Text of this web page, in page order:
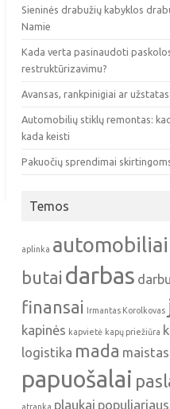
Sieninės drabužių kabyklos
Namie
Kada verta pasinaudoti
restruktūrizavimu?
Avansas, rankpinigiai ar
Automobilių stiklų remontas:
kada keisti
Pakuočių sprendimai
Temos
aplinka automobiliai
butai darbas
finansai Irmantas Korolkovas
kapinės kapvietė kapų priežiūra
logistika mada maistas
papuošalai
atranka plaukai